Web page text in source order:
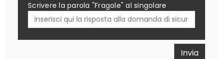
Scrivere la parola "Fragole" al singolare
Invia